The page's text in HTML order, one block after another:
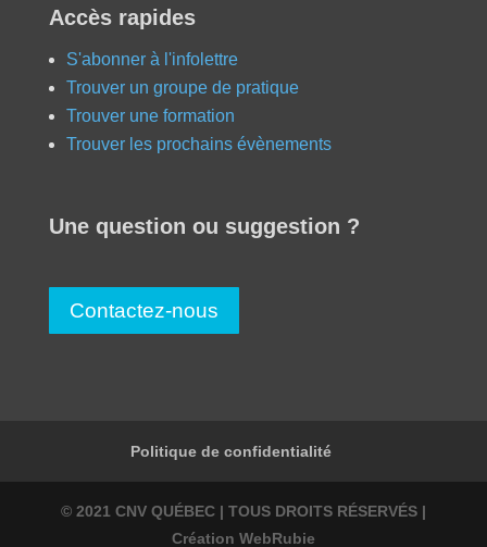
Accès rapides
S'abonner à l'infolettre
Trouver un groupe de pratique
Trouver une formation
Trouver les prochains évènements
Une question ou suggestion ?
Contactez-nous
Politique de confidentialité
© 2021 CNV QUÉBEC | TOUS DROITS RÉSERVÉS |
Création WebRubie